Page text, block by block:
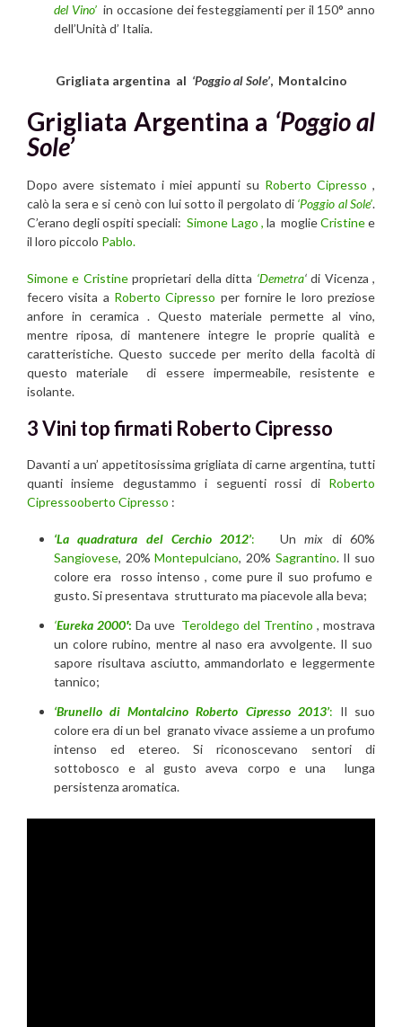
del Vino’in occasione dei festeggiamenti per il 150° anno
dell’Unità d’ Italia.
Grigliata argentina al ‘Poggio al Sole’, Montalcino
Grigliata Argentina a ‘Poggio al
Sole’
Dopo avere sistemato i miei appunti su Roberto Cipresso ,
calò la sera e si cenò con lui sotto il pergolato di ‘Poggio al Sole’.
C’erano degli ospiti speciali:Simone Lago , la moglieCristinee
il loro piccolo Pablo.
Simone e Cristineproprietari della ditta ‘Demetra‘di Vicenza ,
fecero visita a Roberto Cipresso per fornire le loro preziose
anfore in ceramica . Questo materiale permette al vino,
mentre riposa, di mantenere integre le proprie qualità e
caratteristiche. Questo succede per merito della facoltà di
questo materiale di essere impermeabile, resistente e
isolante.
3 Vini top firmati Roberto Cipresso
Davanti a un’ appetitosissima grigliata di carne argentina, tutti
quanti insieme degustammo i seguenti rossi di Roberto
Cipressooberto Cipresso :
‘La quadratura del Cerchio 2012’: Unmix di 60%
Sangiovese, 20%Montepulciano, 20% Sagrantino. Il suo
colore era rosso intenso , come pure il suo profumo e
gusto. Si presentava strutturato ma piacevole alla beva;
‘Eureka 2000′: Da uve Teroldego del Trentino , mostrava
un colore rubino, mentre al naso era avvolgente. Il suo
sapore risultava asciutto, ammandorlato e leggermente
tannico;
‘Brunello di Montalcino Roberto Cipresso 2013’: Il suo
colore era di un bel granato vivace assieme a un profumo
intenso ed etereo. Si riconoscevano sentori di
sottobosco e al gusto aveva corpo e una lunga
persistenza aromatica.